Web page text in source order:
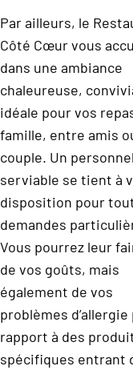
Par ailleurs, le
Côté Cœur vous
dans une ambiance
chaleureuse,
idéale pour vos
famille, entre amis
couple. Un personnel
serviable se tient à
disposition pour
demandes
Vous pourrez leur
de vos goûts, mais
également de vos
problèmes d’allergie
rapport à des
spécifiques entrant